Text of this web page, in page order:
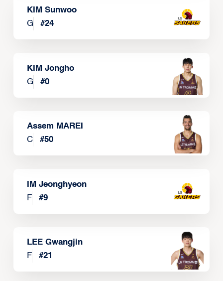
KIM Sunwoo
G
#24
KIM Jongho
G
#0
Assem MAREI
C
#50
IM Jeonghyeon
F
#9
LEE Gwangjin
F
#21